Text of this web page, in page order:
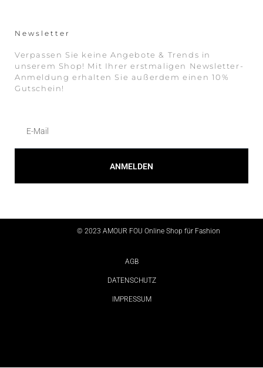
Newsletter
Verpassen Sie keine Angebote & Trends in
unserem Shop! Mit Ihrer erstmaligen Newsletter-
Anmeldung erhalten Sie außerdem einen 10%
Gutschein!
ANMELDEN
© 2023 AMOUR FOU Online Shop für Fashion
AGB
DATENSCHUTZ
IMPRESSUM